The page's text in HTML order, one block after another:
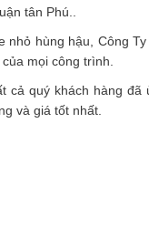
tân Phú..
hùng hậu, Công
mọi công trình.
quý khách hàng đã
và giá tốt nhất.